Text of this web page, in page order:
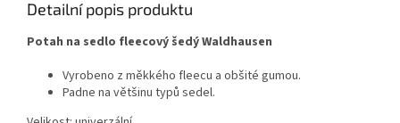
Detailní popis produktu
Potah na sedlo fleecový šedý Waldhausen
Vyrobeno z měkkého fleecu a obšité gumou.
Padne na většinu typů sedel.